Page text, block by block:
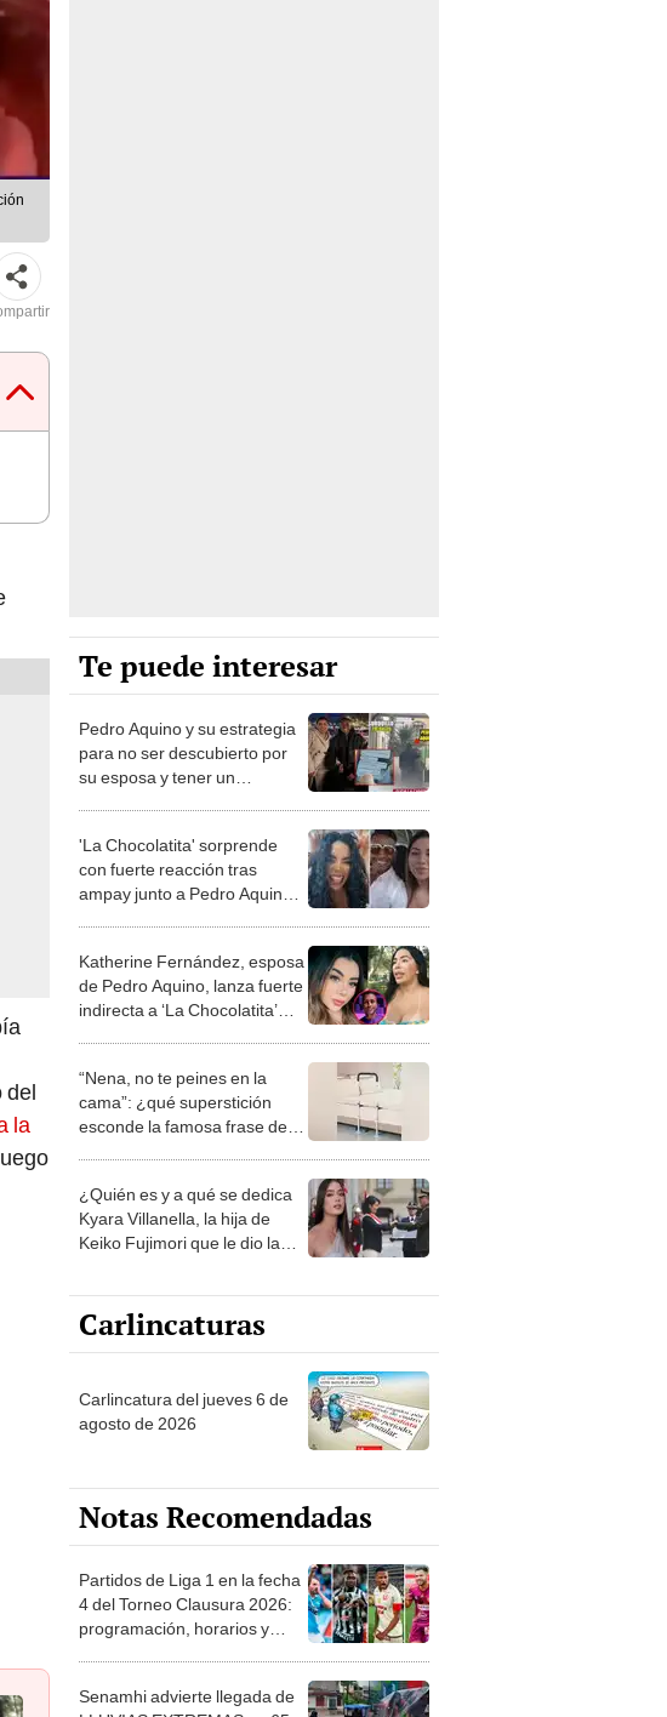
del
la
Te puede interesar
Pedro Aquino y su estrategia
para no ser descubierto por
su esposa y tener un
'La Chocolatita' sorprende
con fuerte reacción tras
ampay junto a Pedro Aquino:
Katherine Fernández, esposa
de Pedro Aquino, lanza fuerte
indirecta a ‘La Chocolatita’
hoyo”
“Nena, no te peines en la
cama”: ¿qué superstición
esconde la famosa frase de
¿Quién es y a qué se dedica
Kyara Villanella, la hija de
Keiko Fujimori que le dio la
Carlincaturas
Carlincatura del jueves 6 de
agosto de 2026
Notas Recomendadas
Partidos de Liga 1 en la fecha
4 del Torneo Clausura 2026:
programación, horarios y
Senamhi advierte llegada de